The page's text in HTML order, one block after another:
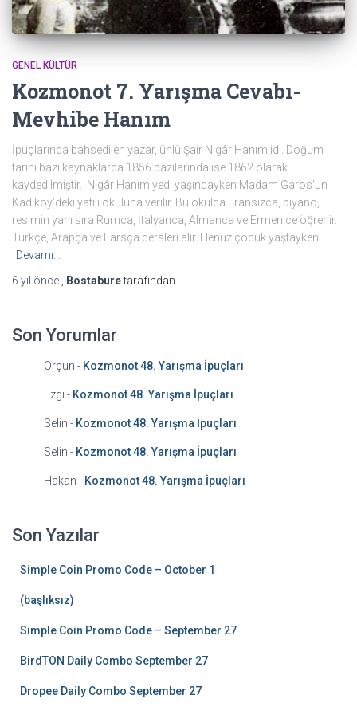
GENEL KÜLTÜR
Kozmonot 7. Yarışma Cevabı-
Mevhibe Hanım
İpuçlarında bahsedilen yazar, ünlü Şair Nigâr Hanım idi. Doğum
tarihi bazı kaynaklarda 1856 bazılarında ise 1862 olarak
kaydedilmiştir. Nigâr Hanım yedi yaşındayken Madam Garos’un
Kadıköy’deki yatılı okuluna verilir. Bu okulda Fransızca, piyano,
resimin yanı sıra Rumca, İtalyanca, Almanca ve Ermenice öğrenir.
Türkçe, Arapça ve Farsça dersleri alır. Henüz çocuk yaştayken
Devamı…
6 yıl önce Bostaburetarafından
Son Yorumlar
Orçun - Kozmonot 48. Yarışma İpuçları
Ezgi - Kozmonot 48. Yarışma İpuçları
Selin - Kozmonot 48. Yarışma İpuçları
Selin - Kozmonot 48. Yarışma İpuçları
Hakan - Kozmonot 48. Yarışma İpuçları
Son Yazılar
Simple Coin Promo Code – October 1
(başlıksız)
Simple Coin Promo Code – September 27
BirdTON Daily Combo September 27
Dropee Daily Combo September 27